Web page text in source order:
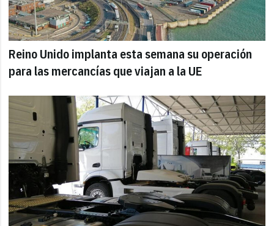
Reino Unido implanta esta semana su operación
para las mercancías que viajan a la UE